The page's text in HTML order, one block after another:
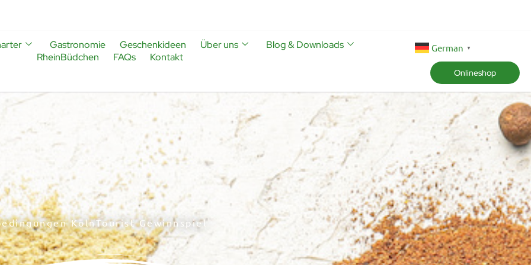
Gastronomie Geschenkideen Über uns
Blog & Downloads
RheinBüdchen
FAQs Kontakt
German ▼
Onlineshop
KölnTourist Gewinnspiel